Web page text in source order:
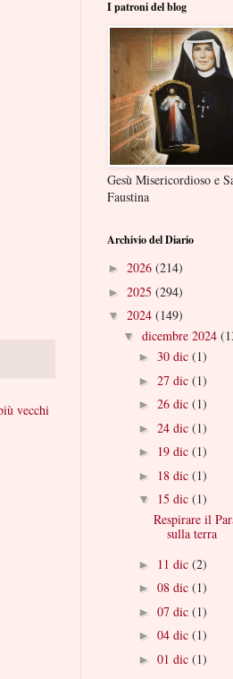
vecchi
I patroni del blog
Gesù Misericordioso e
Faustina
Archivio del Diario
► 2026 (214)
► 2025 (294)
▼ 2024 (149)
▼ dicembre 2024
► 30 dic (1)
► 27 dic (1)
► 26 dic (1)
► 24 dic (1)
► 19 dic (1)
► 18 dic (1)
▼ 15 dic (1)
Respirare il
sulla terra
► 11 dic (2)
► 08 dic (1)
► 07 dic (1)
► 04 dic (1)
► 01 dic (1)